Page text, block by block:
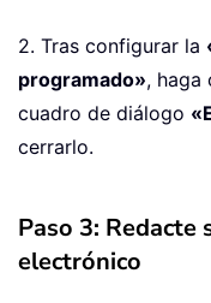
2. Tras configurar la
programado», haga
cuadro de diálogo
cerrarlo.
Paso 3: Redacte
electrónico